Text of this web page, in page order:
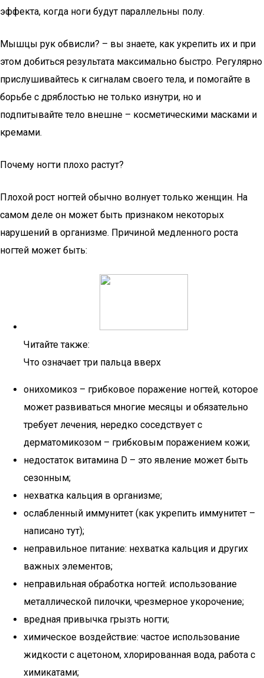
эффекта, когда ноги будут параллельны полу.
Мышцы рук обвисли? – вы знаете, как укрепить их и при
этом добиться результата максимально быстро. Регулярно
прислушивайтесь к сигналам своего тела, и помогайте в
борьбе с дряблостью не только изнутри, но и
подпитывайте тело внешне – косметическими масками и
кремами.
Почему ногти плохо растут?
Плохой рост ногтей обычно волнует только женщин. На
самом деле он может быть признаком некоторых
нарушений в организме. Причиной медленного роста
ногтей может быть:
Читайте также:
Что означает три пальца вверх
онихомикоз – грибковое поражение ногтей, которое
может развиваться многие месяцы и обязательно
требует лечения, нередко соседствует с
дерматомикозом – грибковым поражением кожи;
недостаток витамина D – это явление может быть
сезонным;
нехватка кальция в организме;
ослабленный иммунитет (как укрепить иммунитет –
написано тут);
неправильное питание: нехватка кальция и других
важных элементов;
неправильная обработка ногтей: использование
металлической пилочки, чрезмерное укорочение;
вредная привычка грызть ногти;
химическое воздействие: частое использование
жидкости с ацетоном, хлорированная вода, работа с
химикатами;